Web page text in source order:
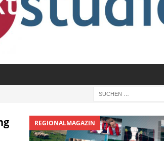
REGIONALMAGAZIN